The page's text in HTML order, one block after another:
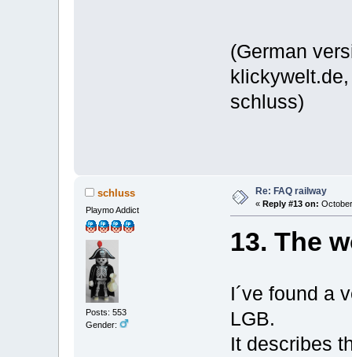
(German
schluss)
schluss
Playmo Addict
Posts: 553
Gender:
Re: FAQ railway
«Reply #13 on:
13. The
I´ve found a
LGB.
It describes